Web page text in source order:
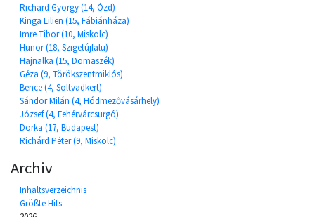
Richard György (14, Ózd)
Kinga Lilien (15, Fábiánháza)
Imre Tibor (10, Miskolc)
Hunor (18, Szigetújfalu)
Hajnalka (15, Domaszék)
Géza (9, Törökszentmiklós)
Bence (4, Soltvadkert)
Sándor Milán (4, Hódmezővásárhely)
József (4, Fehérvárcsurgó)
Dorka (17, Budapest)
Richárd Péter (9, Miskolc)
Archiv
Inhaltsverzeichnis
Größte Hits